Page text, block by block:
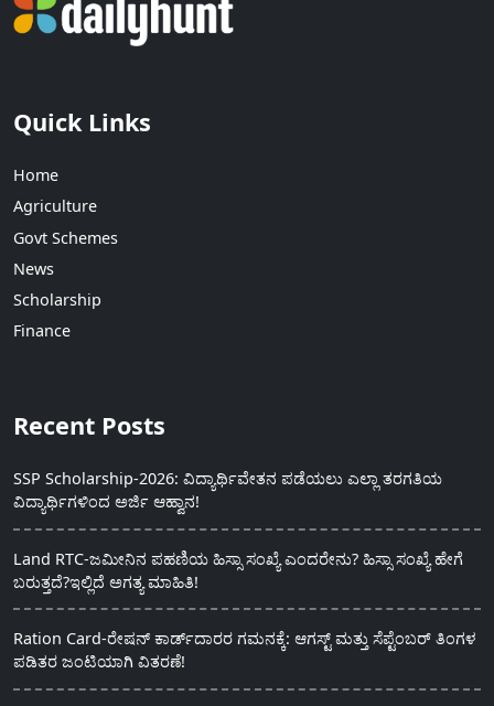
Quick Links
Home
Agriculture
Govt Schemes
News
Scholarship
Finance
Recent Posts
SSP Scholarship-2026: ವಿದ್ಯಾರ್ಥಿವೇತನ ಪಡೆಯಲು ಎಲ್ಲಾ ತರಗತಿಯ
ವಿದ್ಯಾರ್ಥಿಗಳಿಂದ ಅರ್ಜಿ ಆಹ್ವಾನ!
Land RTC-ಜಮೀನಿನ ಪಹಣಿಯ ಹಿಸ್ಸಾ ಸಂಖ್ಯೆ ಎಂದರೇನು? ಹಿಸ್ಸಾ ಸಂಖ್ಯೆ ಹೇಗೆ
ಬರುತ್ತದೆ?ಇಲ್ಲಿದೆ ಅಗತ್ಯ ಮಾಹಿತಿ!
Ration Card-ರೇಷನ್ ಕಾರ್ಡ್‍ದಾರರ ಗಮನಕ್ಕೆ: ಆಗಸ್ಟ್ ಮತ್ತು ಸೆಪ್ಟೆಂಬರ್ ತಿಂಗಳ
ಪಡಿತರ ಜಂಟಿಯಾಗಿ ವಿತರಣೆ!